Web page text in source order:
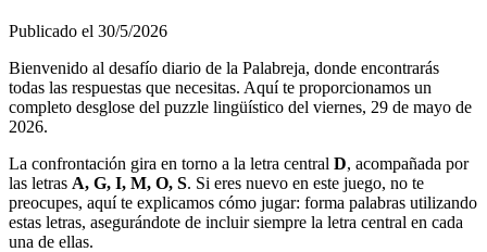
Publicado el 30/5/2026
Bienvenido al desafío diario de la Palabreja, donde encontrarás
todas las respuestas que necesitas. Aquí te proporcionamos un
completo desglose del puzzle lingüístico del viernes, 29 de mayo de
2026.
La confrontación gira en torno a la letra central D, acompañada por
las letras A, G, I, M, O, S. Si eres nuevo en este juego, no te
preocupes, aquí te explicamos cómo jugar: forma palabras utilizando
estas letras, asegurándote de incluir siempre la letra central en cada
una de ellas.